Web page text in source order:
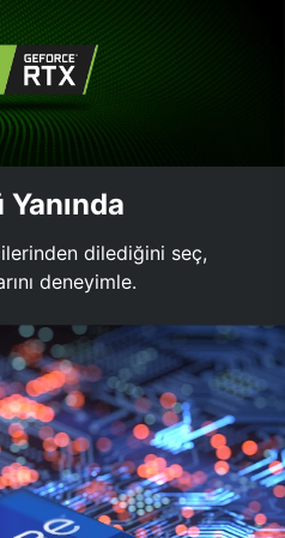
dilediğini seç,
deneyimle.